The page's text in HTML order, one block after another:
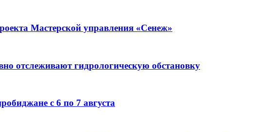
Мастерской управления «Сенеж»
отслеживают гидрологическую обстановку
с 6 по 7 августа